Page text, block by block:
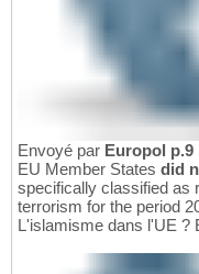
Envoyé par Europol p.9
EU Member States did
specifically classified as
terrorism for the period
L'islamisme dans l'UE ?